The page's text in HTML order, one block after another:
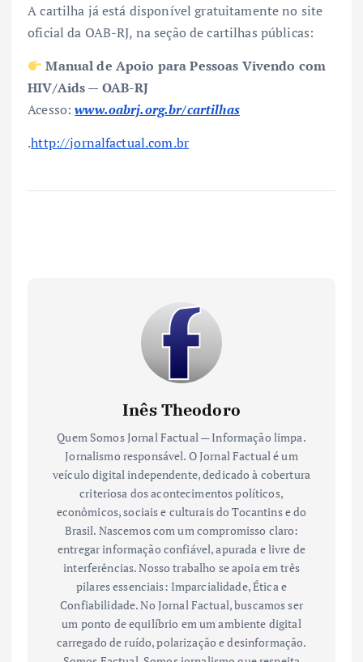
A cartilha já está disponível gratuitamente no site
oficial da OAB-RJ, na seção de cartilhas públicas:
Manual de Apoio para Pessoas Vivendo com
HIV/Aids — OAB-RJ
Acesso:www.oabrj.org.br/cartilhas
.http://jornalfactual.com.br
Inês Theodoro
Quem Somos Jornal Factual — Informação limpa.
Jornalismo responsável. O Jornal Factual é um
veículo digital independente, dedicado à cobertura
criteriosa dos acontecimentos políticos,
econômicos, sociais e culturais do Tocantins e do
Brasil. Nascemos com um compromisso claro:
entregar informação confiável, apurada e livre de
interferências. Nosso trabalho se apoia em três
pilares essenciais: Imparcialidade, Ética e
Confiabilidade. No Jornal Factual, buscamos ser
um ponto de equilíbrio em um ambiente digital
carregado de ruído, polarização e desinformação.